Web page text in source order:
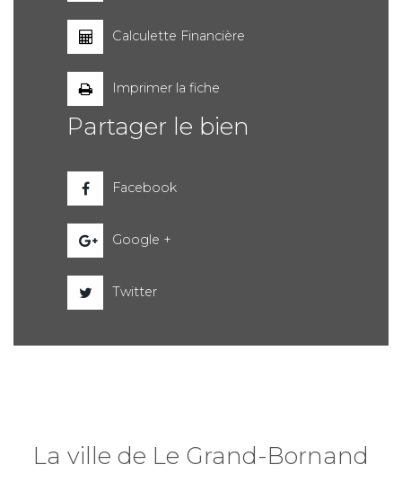
Calculette Financière
Imprimer la fiche
Partager le bien
Facebook
Google +
Twitter
La ville de Le Grand-Bornand